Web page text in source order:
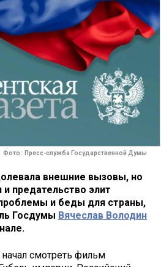
Фото: Пресс-служба Государственной Думы
внешние вызовы, но
предательство элит
и беды для страны,
Госдумы Вячеслав Володин
начал смотреть фильм